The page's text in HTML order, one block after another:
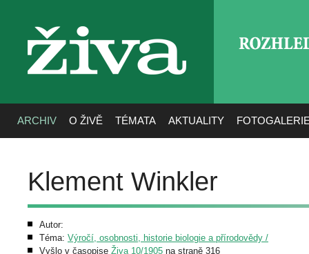
živa
ARCHIV O ŽIVĚ TÉMATA AKTUALITY
Klement Winkler
Autor:
Téma: Výročí, osobnosti, historie biologie a přírodovědy /
Vyšlo v časopise Živa 10/1905 na straně 316